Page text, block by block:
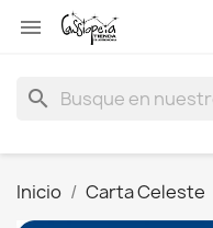

search
Inicio Carta Celeste